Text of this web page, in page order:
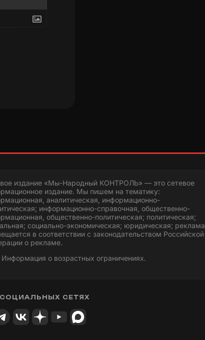
издание «Мы-Народный КОНТРОЛЬ» — это сетевое
издание. Мы пишем на тематику:
аналитическая, информационно-
информационно-справочная, общественно-
общественно-политическая; политическая;
социально-экономическая; юридическая; реклама
в соответствии с законодательством Российской
о рекламе.
Информация о возрастных ограничениях.
СЕТЯХ